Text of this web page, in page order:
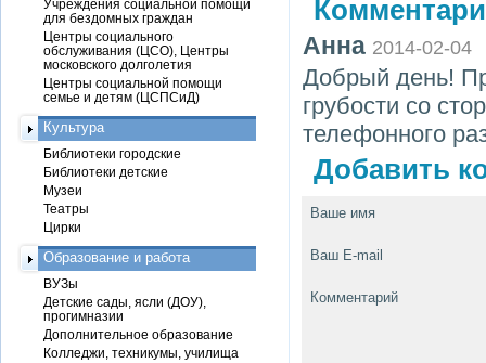
Анна 2014-02-04
Добрый день!
грубости со
телефонного
Добавить
Ваше имя
Ваш E-mail
Комментарий
Учреждения социальной помощи
для бездомных граждан
Центры социального
обслуживания (ЦСО), Центры
московского долголетия
Центры социальной помощи
семье и детям (ЦСПСиД)
Культура
Библиотеки городские
Библиотеки детские
Музеи
Театры
Цирки
Образование и работа
ВУЗы
Детские сады, ясли (ДОУ),
прогимназии
Дополнительное образование
Колледжи, техникумы, училища